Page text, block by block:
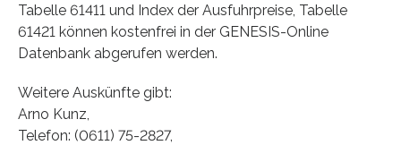
Tabelle 61411 und Index der Ausfuhrpreise, Tabelle
61421 können kostenfrei in der GENESIS-Online
Datenbank abgerufen werden.
Weitere Auskünfte gibt:
Arno Kunz,
Telefon: (0611) 75-2827,